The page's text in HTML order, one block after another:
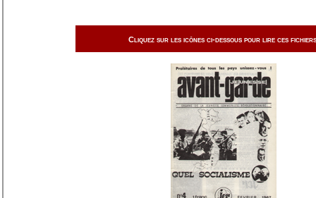
Cliquez sur les icônes ci-dessous pour lire ces